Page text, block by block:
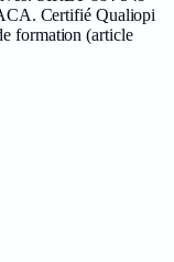
Certifié Qualiopi
formation (article